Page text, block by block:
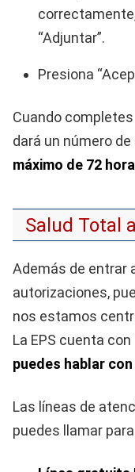
“Adjuntar”.
Presiona
Cuando
dará un número
máximo de 72
Salud Total
Además de entrar
autorizaciones,
nos estamos
La EPS cuenta con
puedes hablar
Las líneas de
puedes llamar